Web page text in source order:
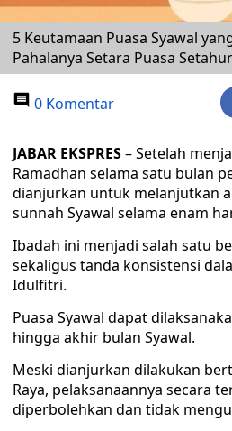
5 Keutamaan Puasa Syawal
Pahalanya Setara Puasa
0 Komentar
JABAR EKSPRES– Setelah
Ramadhan selama satu bulan
dianjurkan untuk melanjutkan
sunnah Syawal selama enam
Ibadah ini menjadi salah satu
sekaligus tanda konsistensi
Idulfitri.
Puasa Syawal dapat
hingga akhir bulan Syawal.
Meski dianjurkan dilakukan
Raya, pelaksanaannya secara
diperbolehkan dan tidak